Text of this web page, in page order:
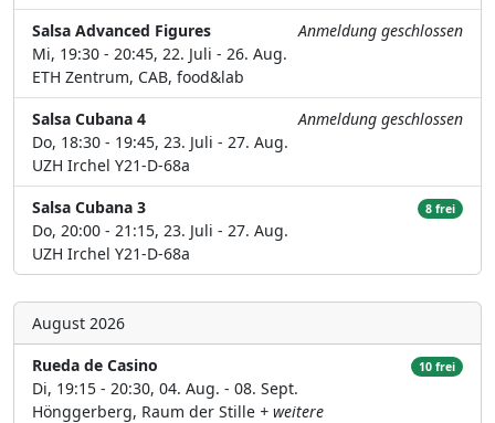
Salsa Advanced Figures
Anmeldung geschlossen
Mi, 19:30 - 20:45, 22. Juli - 26. Aug.
ETH Zentrum, CAB, food&lab
Salsa Cubana 4
Anmeldung geschlossen
Do, 18:30 - 19:45, 23. Juli - 27. Aug.
UZH Irchel Y21-D-68a
Salsa Cubana 3
8 frei
Do, 20:00 - 21:15, 23. Juli - 27. Aug.
UZH Irchel Y21-D-68a
August 2026
Rueda de Casino
10 frei
Di, 19:15 - 20:30, 04. Aug. - 08. Sept.
Hönggerberg, Raum der Stille + weitere